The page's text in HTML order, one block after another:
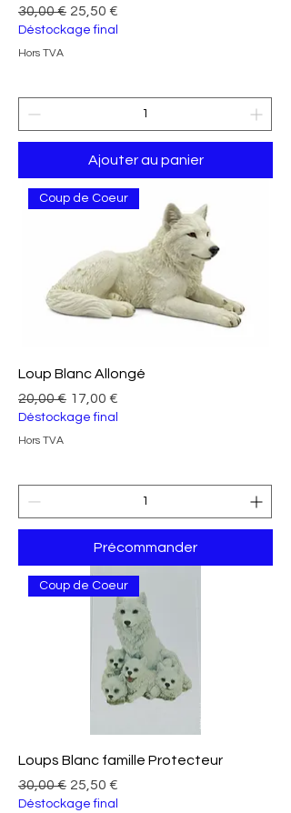
Prix original
30,00 € Prix promotionnel
25,50 €
Déstockage final
Hors TVA
Ajouter au panier
Coup de Coeur
Loup Blanc Allongé
Prix original
20,00 € Prix promotionnel
17,00 €
Déstockage final
Hors TVA
Précommander
Coup de Coeur
Loups Blanc famille Protecteur
Prix original
30,00 € Prix promotionnel
25,50 €
Déstockage final